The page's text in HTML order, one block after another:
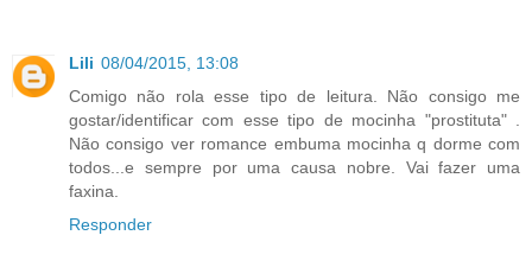
Lili 08/04/2015, 13:08
Comigo não rola esse tipo de leitura. Não consigo me
gostar/identificar com esse tipo de mocinha "prostituta" .
Não consigo ver romance embuma mocinha q dorme com
todos...e sempre por uma causa nobre. Vai fazer uma
faxina.
Responder